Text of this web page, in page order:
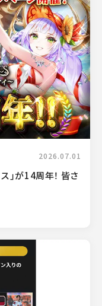
2026.07.01
」が14周年！ 皆さ